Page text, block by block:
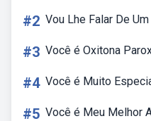
#2 Vou Lhe Falar De
#3 Você é Oxitona
#4 Você é Muito
#5 Você é Meu Melhor